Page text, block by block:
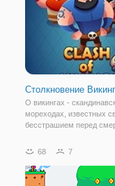
Столкновение
О викингах -
мореходах, известных
бесстрашием перед
легенд. Их боялись
самыми опасными
новой бесплатной
68 7